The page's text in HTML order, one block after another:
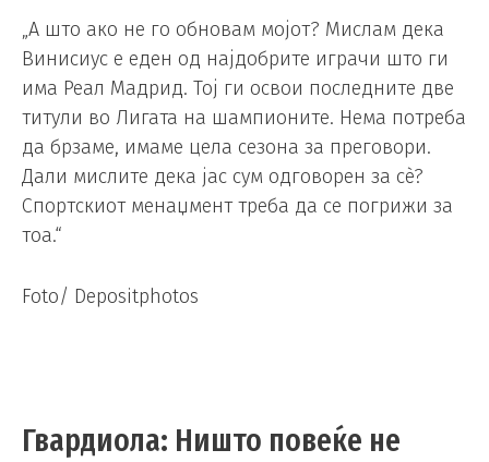
„А што ако не го обновам мојот? Мислам дека
Винисиус е еден од најдобрите играчи што ги
има Реал Мадрид. Тој ги освои последните две
титули во Лигата на шампионите. Нема потреба
да брзаме, имаме цела сезона за преговори.
Дали мислите дека јас сум одговорен за сè?
Спортскиот менаџмент треба да се погрижи за
тоа.“
Foto/ Depositphotos
Гвардиола: Ништо повеќе не